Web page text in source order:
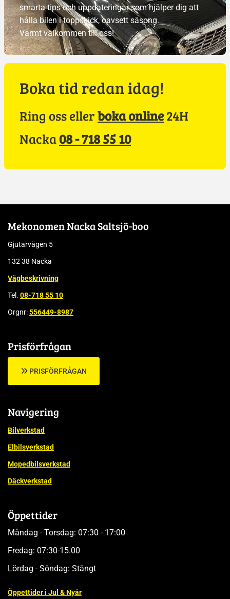
smarta tips och uppdateringar som hjälper dig att
hålla bilen i toppskick, oavsett säsong.
Varmt välkommen till oss!
Boka tid redan idag!
Ring oss ellerboka online24H
Nacka08 - 718 55 10
Mekonomen Nacka Saltsjö-boo
Gjutarvägen 5
132 38 Nacka
Vägbeskrivning
Tel. 08-718 55 10
Orgnr:556449-8987
Prisförfrågan
PRISFÖRFRÅGAN
Navigering
Bilverkstad
Elbilsverkstad
Mopedbilsverkstad
Däckverkstad
Öppettider
Måndag - Torsdag: 07:30 - 17:00
Fredag: 07:30-15.00
Lördag - Söndag: Stängt
Öppettider i Jul & Nyår